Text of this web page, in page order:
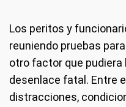
Los peritos y
reuniendo pruebas
otro factor que pudiera
desenlace fatal. Entre
distracciones,